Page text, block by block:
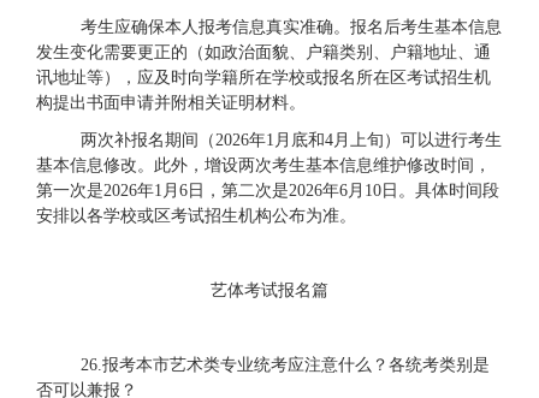
考生应确保本人报考信息真实准确。报名后考生基本信息
发生变化需要更正的（如政治面貌、户籍类别、户籍地址、通
讯地址等），应及时向学籍所在学校或报名所在 区考试招生机
构提出书面申请并附相关证明材料。
两次补报名期间 （2026年1月底和4月上旬）可以进行考生
基本信息修改。此外，增设两次考生基本信息维护修改时间，
第一次是2026年1月 6 日 ，第二次是2026年6月 10 日。 具体时间段
安排以各学校或区考试招生机构公布为准。
艺体考试报名篇
26.报考本市艺术类专业统考应注意什么？各统考类别是
否可以兼报？